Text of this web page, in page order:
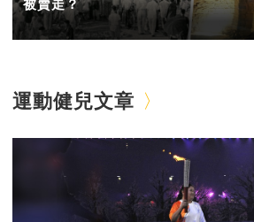
被賣走？
運動健兒文章